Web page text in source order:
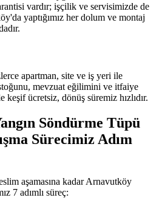
vardır; işçilik ve servisimizde de
yaptığımız her dolum ve montaj
apartman, site ve iş yeri ile
mevzuat eğilimini ve itfaiye
ücretsiz, dönüş süremiz hızlıdır.
Söndürme Tüpü
Sürecimiz Adım
aşamasına kadar Arnavutköy
7 adımlı süreç: